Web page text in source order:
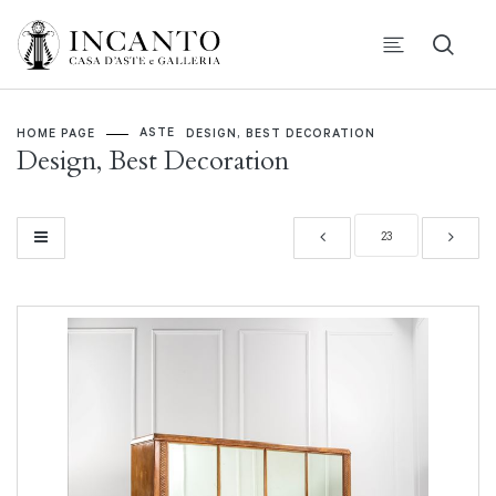
HOME PAGE ASTE DESIGN, BEST DECORATION
Design, Best Decoration